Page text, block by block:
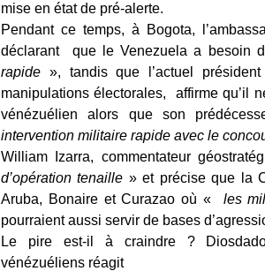
mise en état de pré-alerte.
Pendant ce temps, à Bogota,
déclarant que le Venezuela a besoin
rapide », tandis que l’actuel
manipulations électorales, affirme qu’il
vénézuélien alors que son
intervention militaire rapide avec le
William Izarra, commentateur
d’opération tenaille » et précise que la
Aruba, Bonaire et Curazao où « les
pourraient aussi servir de bases
Le pire est-il à craindre ?
vénézuéliens réagit